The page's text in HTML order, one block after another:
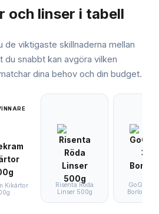
och linser i tabell
de viktigaste skillnaderna mellan
du snabbt kan avgöra vilken
dina behov och din budget.
Kikärtor
Risenta Röda
Linser 500g
GoGreen